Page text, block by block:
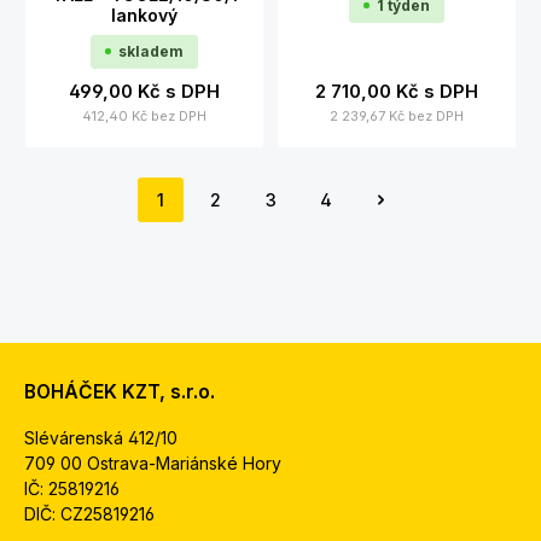
lankový
skladem
499,00 Kč s DPH
412,40 Kč bez DPH
1 týden
2 710,00 Kč s DPH
2 239,67 Kč bez DPH
Strana
1
Strana
2
Strana
3
Strana
4
BOHÁČEK KZT, s.r.o.
Slévárenská 412/10
709 00 Ostrava-Mariánské Hory
IČ: 25819216
DIČ: CZ25819216